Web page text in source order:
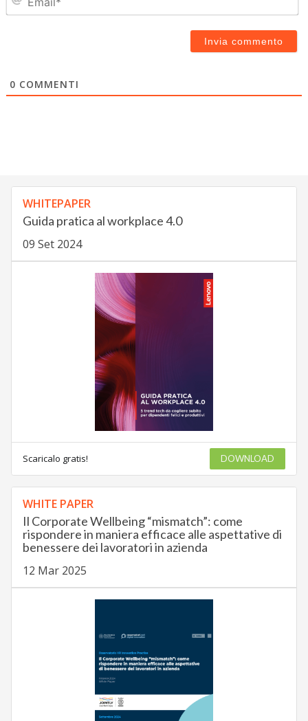
0 COMMENTI
WHITEPAPER
Guida pratica al workplace 4.0
09 Set 2024
Scaricalo gratis! DOWNLOAD
WHITE PAPER
Il Corporate Wellbeing “mismatch”: come
rispondere in maniera efficace alle aspettative di
benessere dei lavoratori in azienda
12 Mar 2025